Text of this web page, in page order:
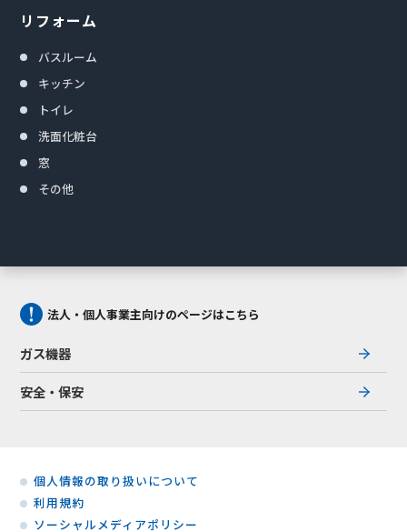
リフォーム
バスルーム
キッチン
トイレ
洗面化粧台
窓
その他
法人・個人事業主向けのページはこちら
ガス機器
安全・保安
個人情報の取り扱いについて
利用規約
ソーシャルメディアポリシー